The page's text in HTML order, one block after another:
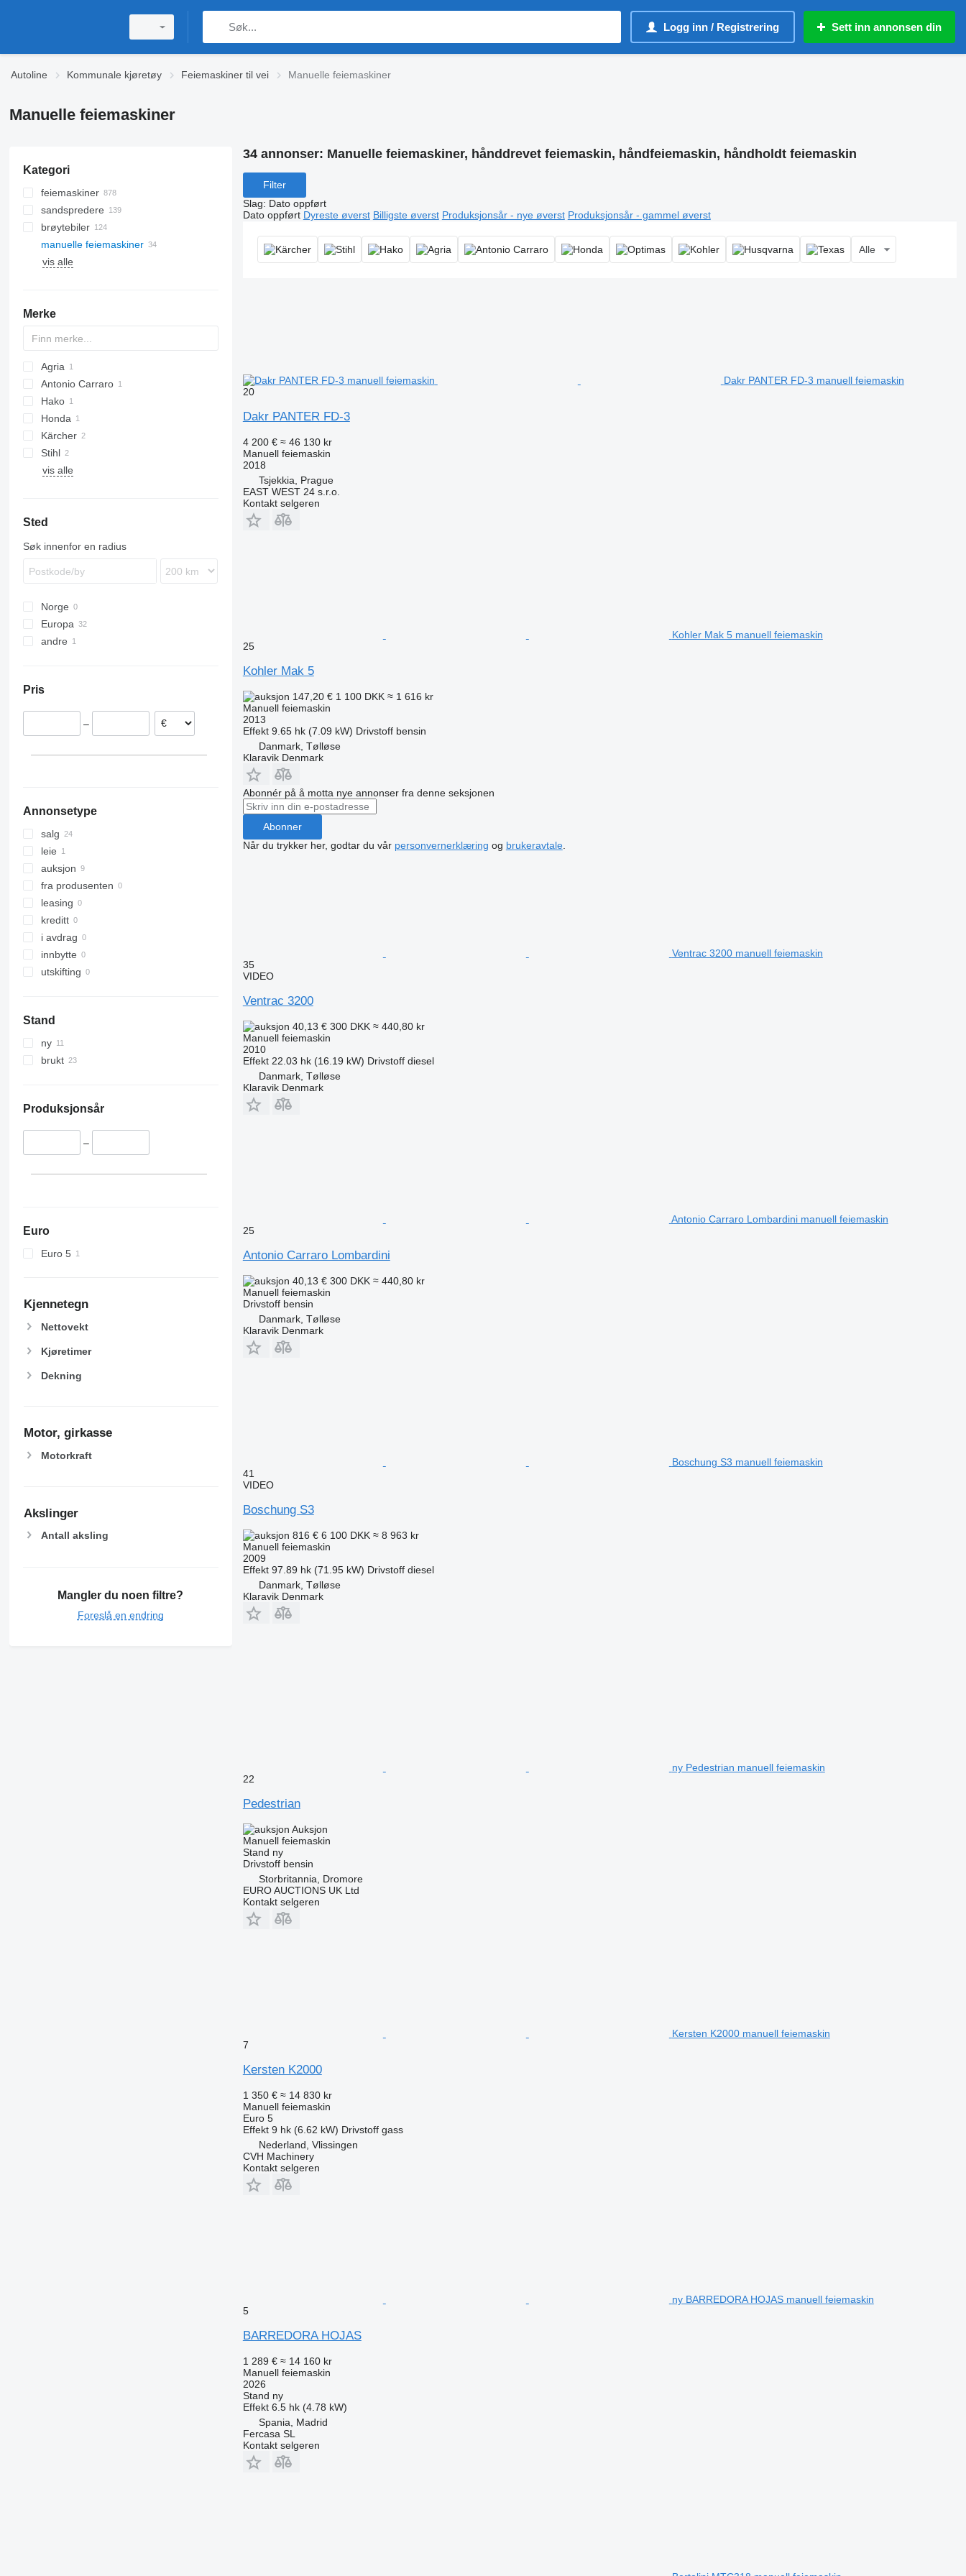
Logg inn / Registrering Sett inn annonsen din
Autoline Kommunale kjøretøy Feiemaskiner til vei Manuelle feiemaskiner
Manuelle feiemaskiner
Kategori
feiemaskiner
sandspredere
brøytebiler
manuelle feiemaskiner
vis alle
Merke
Agria
Antonio Carraro
Hako
Honda
Kärcher
B-series
KM
Stihl
vis alle
Sted
Søk innenfor en radius
Norge
Europa
Nederland
Tsjekkia
Slovakia
andre
Pris
–
Annonsetype
salg
leie
auksjon
fra produsenten
leasing
kreditt
i avdrag
innbytte
utskifting
Stand
ny
brukt
Produksjonsår
–
Euro
Euro 5
Kjennetegn
Nettovekt
Kjøretimer
Dekning
Motor, girkasse
Motorkraft
Akslinger
Antall aksling
Mangler du noen filtre?
Foreslå en endring
34 annonser: Manuelle feiemaskiner, hånddrevet feiemaskin, håndfeiemaskin, håndholdt feiemaskin
Filter
Slag: Dato oppført
Dato oppført Dyreste øverst Billigste øverst Produksjonsår - nye øverst Produksjonsår - gammel øverst
Alle
Dakr PANTER FD-3 manuell feiemaskin
20
Dakr PANTER FD-3
4 200 € ≈ 46 130 kr
Manuell feiemaskin
2018
Tsjekkia, Prague
EAST WEST 24 s.r.o.
Kontakt selgeren
Kohler Mak 5 manuell feiemaskin
25
Kohler Mak 5
147,20 € 1 100 DKK ≈ 1 616 kr
Manuell feiemaskin
2013
Effekt 9.65 hk (7.09 kW) Drivstoff bensin
Danmark, Tølløse
Klaravik Denmark
Abonnér på å motta nye annonser fra denne seksjonen
Abonner
Når du trykker her, godtar du vår personvernerklæring og brukeravtale.
Ventrac 3200 manuell feiemaskin
35
VIDEO
Ventrac 3200
40,13 € 300 DKK ≈ 440,80 kr
Manuell feiemaskin
2010
Effekt 22.03 hk (16.19 kW) Drivstoff diesel
Danmark, Tølløse
Klaravik Denmark
Antonio Carraro Lombardini manuell feiemaskin
25
Antonio Carraro Lombardini
40,13 € 300 DKK ≈ 440,80 kr
Manuell feiemaskin
Drivstoff bensin
Danmark, Tølløse
Klaravik Denmark
Boschung S3 manuell feiemaskin
41
VIDEO
Boschung S3
816 € 6 100 DKK ≈ 8 963 kr
Manuell feiemaskin
2009
Effekt 97.89 hk (71.95 kW) Drivstoff diesel
Danmark, Tølløse
Klaravik Denmark
ny Pedestrian manuell feiemaskin
22
Pedestrian
Auksjon
Manuell feiemaskin
Stand ny
Drivstoff bensin
Storbritannia, Dromore
EURO AUCTIONS UK Ltd
Kontakt selgeren
Kersten K2000 manuell feiemaskin
7
Kersten K2000
1 350 € ≈ 14 830 kr
Manuell feiemaskin
Euro 5
Effekt 9 hk (6.62 kW) Drivstoff gass
Nederland, Vlissingen
CVH Machinery
Kontakt selgeren
ny BARREDORA HOJAS manuell feiemaskin
5
BARREDORA HOJAS
1 289 € ≈ 14 160 kr
Manuell feiemaskin
2026
Stand ny
Effekt 6.5 hk (4.78 kW)
Spania, Madrid
Fercasa SL
Kontakt selgeren